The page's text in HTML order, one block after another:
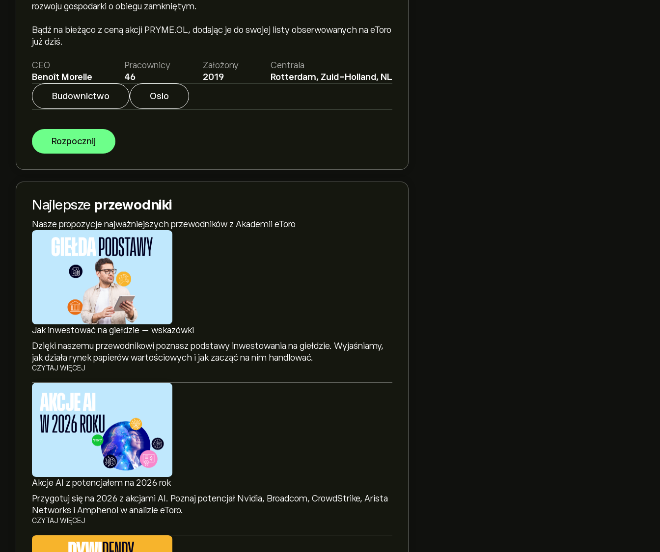
rozwoju gospodarki o obiegu zamkniętym.
Bądź na bieżąco z ceną akcji PRYME.OL, dodając je do swojej listy obserwowanych na eToro
już dziś.
CEO
Benoît Morelle
Pracownicy
46
Założony
2019
Centrala
Rotterdam, Zuid-Holland, NL
Budownictwo
Oslo
Rozpocznij
Najlepsze przewodniki
Nasze propozycje najważniejszych przewodników z Akademii eToro
Jak inwestować na giełdzie — wskazówki
Dzięki naszemu przewodnikowi poznasz podstawy inwestowania na giełdzie. Wyjaśniamy,
jak działa rynek papierów wartościowych i jak zacząć na nim handlować.
CZYTAJ WIĘCEJ
Akcje AI z potencjałem na 2026 rok
Przygotuj się na 2026 z akcjami AI. Poznaj potencjał Nvidia, Broadcom, CrowdStrike, Arista
Networks i Amphenol w analizie eToro.
CZYTAJ WIĘCEJ